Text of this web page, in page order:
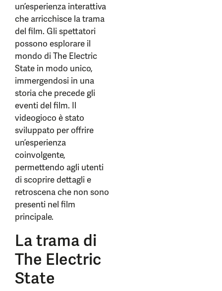
un’esperienza interattiva
che arricchisce la trama
del film. Gli spettatori
possono esplorare il
mondo di The Electric
State in modo unico,
immergendosi in una
storia che precede gli
eventi del film. Il
videogioco è stato
sviluppato per offrire
un’esperienza
coinvolgente,
permettendo agli utenti
di scoprire dettagli e
retroscena che non sono
presenti nel film
principale.
La trama di
The Electric
State